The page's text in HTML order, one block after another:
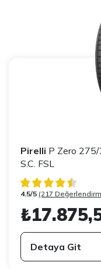
Pirelli P Zero
S.C. FSL
4.5/5 (217
Detaya Git